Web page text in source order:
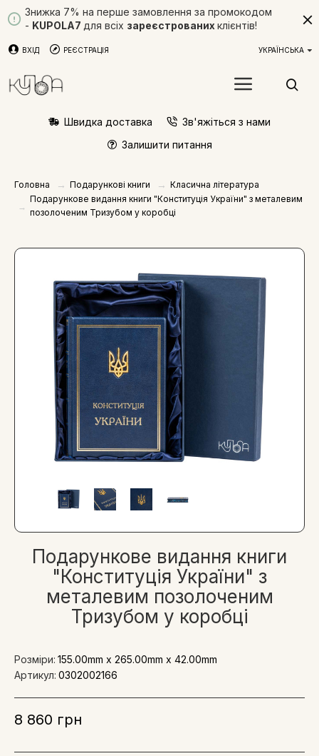
Знижка 7% на перше замовлення за промокодом
- KUPOLA7 для всіх зареєстрованих клієнтів!
ВХІД РЕЄСТРАЦІЯ УКРАЇНСЬКА
Швидка доставка
Зв'яжіться з нами
Залишити питання
Головна Подарункові книги
Класична література
Подарункове видання книги "Конституція України" з металевим
позолоченим Тризубом у коробці
Подарункове видання книги
"Конституція України" з
металевим позолоченим
Тризубом у коробці
8 860 грн
Розміри: 155.00mm x 265.00mm x 42.00mm
Артикул: 0302002166